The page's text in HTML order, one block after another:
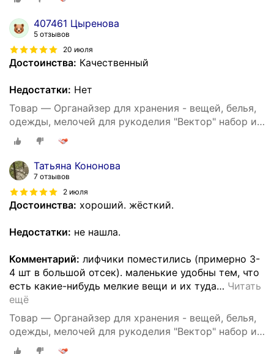
407461 Цыренова
5 отзывов
20 июля
Достоинства: Качественный
Недостатки: Нет
Товар — Органайзер для хранения - вещей, белья,
одежды, мелочей для рукоделия "Вектор" набор из
3х штук
Татьяна Кононова
7 отзывов
2 июля
Достоинства: хороший. жёсткий.
Недостатки: не нашла.
Комментарий: лифчики поместились (примерно 3-
4 шт в большой отсек). маленькие удобны тем, что
есть какие-нибудь мелкие вещи и их туда… Читать
ещё
Товар — Органайзер для хранения - вещей, белья,
одежды, мелочей для рукоделия "Вектор" набор из
3х штук